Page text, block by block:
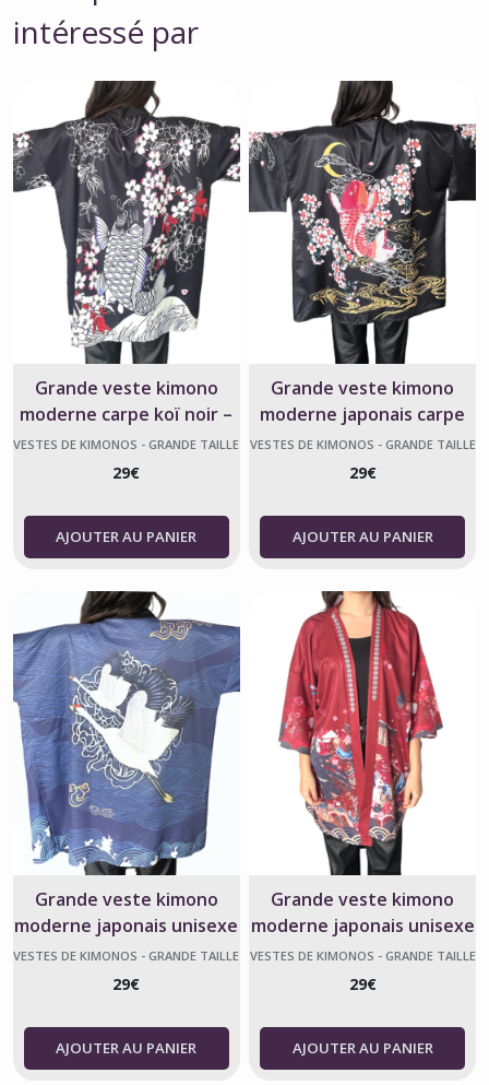
intéressé par
Grande veste kimono
moderne carpe koï noir –
Unisexe
VESTES DE KIMONOS - GRANDE TAILLE
29€
AJOUTER AU PANIER
Grande veste kimono
moderne japonais carpe
koï noir et rouge
VESTES DE KIMONOS - GRANDE TAILLE
29€
AJOUTER AU PANIER
Grande veste kimono
moderne japonais unisexe
grue blanche bleu marine
VESTES DE KIMONOS - GRANDE TAILLE
29€
AJOUTER AU PANIER
Grande veste kimono
moderne japonais unisexe
bordeaux Oji Kitsune
VESTES DE KIMONOS - GRANDE TAILLE
29€
AJOUTER AU PANIER